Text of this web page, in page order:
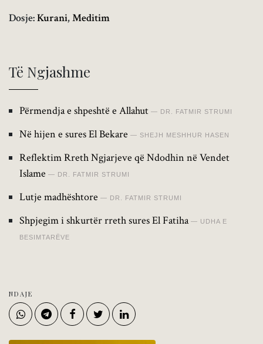
Dosje:Kurani,Meditim
Të Ngjashme
Përmendja e shpeshtë e Allahut DR. FATMIR STRUMI
Në hijen e sures El Bekare SHEJH MESHHUR HASEN
Reflektim Rreth Ngjarjeve që Ndodhin në Vendet
Islame
DR. FATMIR STRUMI
Lutje madhështore DR. FATMIR STRUMI
Shpjegim i shkurtër rreth sures El Fatiha UDHA E
BESIMTARËVE
NDAJE